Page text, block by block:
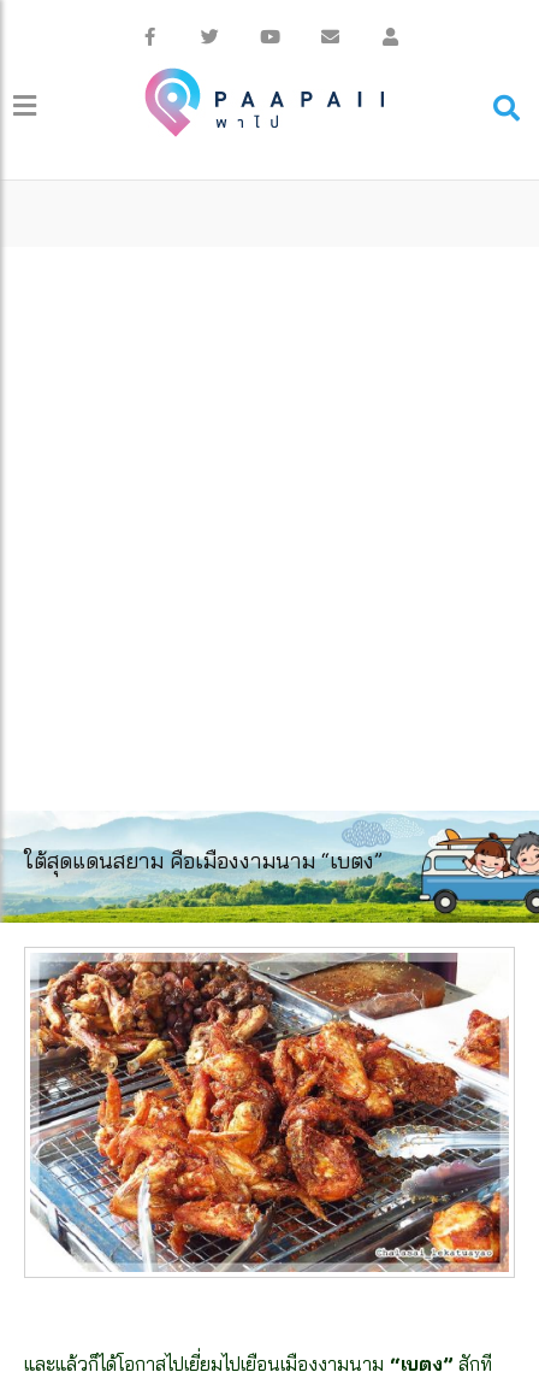
ใต้สุดแดนสยาม คือเมืองงามนาม “เบตง”
และแล้วก็ได้โอกาสไปเยี่ยมไปเยือนเมืองงามนาม “เบตง” สักที